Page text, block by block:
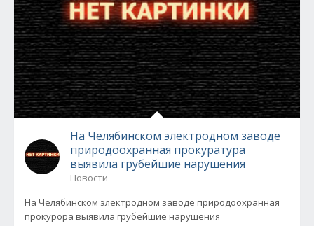
На Челябинском электродном заводе
природоохранная прокуратура
выявила грубейшие нарушения
Новости
На Челябинском электродном заводе природоохранная
прокурора выявила грубейшие нарушения